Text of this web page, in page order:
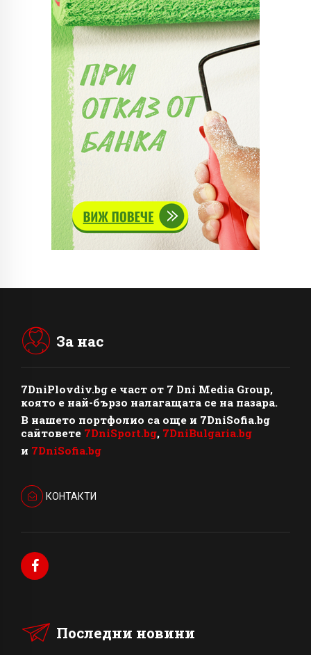
За нас
7DniPlovdiv.bg e част от 7 Dni Media Group,
която е най-бързо налагащата се на пазара.
В нашето портфолио са още и 7DniSofia.bg
сайтовете 7DniSport.bg, 7DniBulgaria.bg
и 7DniSofia.bg
КОНТАКТИ
Последни новини